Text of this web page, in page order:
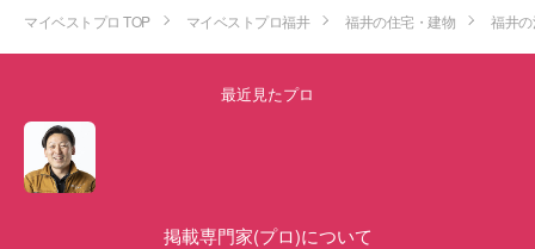
マイベストプロ TOP マイベストプロ福井 福井の住宅・建物 福井
最近見たプロ
掲載専門家(プロ)について